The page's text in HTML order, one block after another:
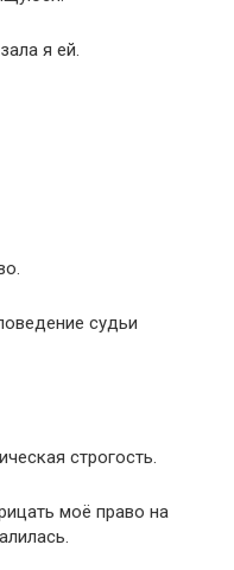
я ей.
судьи
строгость.
моё право на